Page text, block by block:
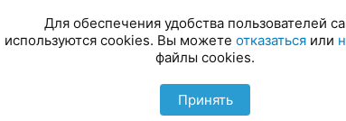
Новицковичи
Новоселки
Новые Засимовичи
Новые Лыщицы
Оберовщина
Для обеспечения удобства пользователей
используются cookies. Вы можете отказаться или
файлы cookies.
Принять